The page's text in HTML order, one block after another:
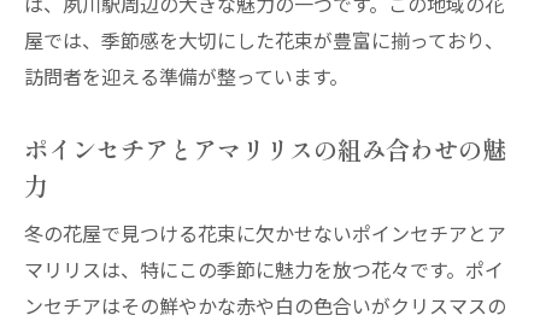
屋では、季節感を大切にした花束が豊富に揃っており、
訪問者を迎える準備が整っています。
ポインセチアとアマリリスの組み合わせの魅
力
冬の花屋で見つける花束に欠かせないポインセチアとア
マリリスは、特にこの季節に魅力を放つ花々です。ポイ
ンセチアはその鮮やかな赤や白の色合いがクリスマスの